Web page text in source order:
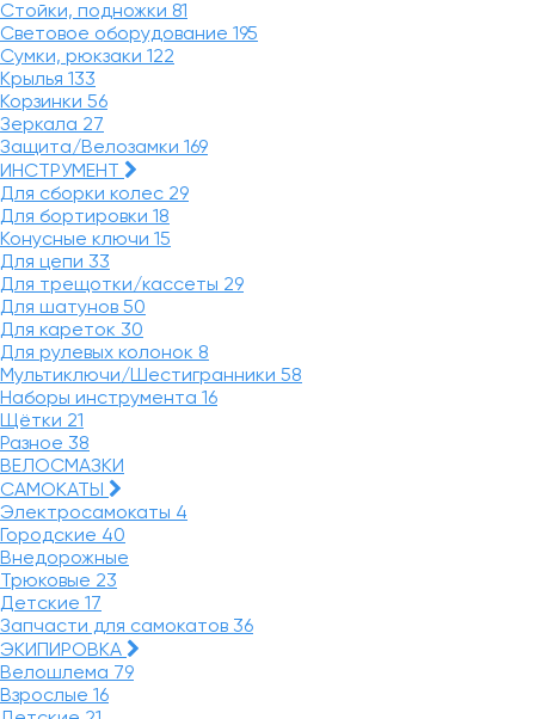
Стойки, подножки 81
Световое оборудование 195
Сумки, рюкзаки 122
Крылья 133
Корзинки 56
Зеркала 27
Защита/Велозамки 169
ИНСТРУМЕНТ
Для сборки колес 29
Для бортировки 18
Конусные ключи 15
Для цепи 33
Для трещотки/кассеты 29
Для шатунов 50
Для кареток 30
Для рулевых колонок 8
Мультиключи/Шестигранники 58
Наборы инструмента 16
Щётки 21
Разное 38
ВЕЛОСМАЗКИ
САМОКАТЫ
Электросамокаты 4
Городские 40
Внедорожные
Трюковые 23
Детские 17
Запчасти для самокатов 36
ЭКИПИРОВКА
Велошлема 79
Взрослые 16